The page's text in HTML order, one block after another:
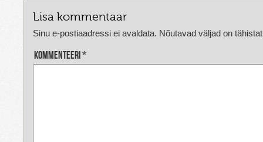
Lisa kommentaar
Sinu e-postiaadressi ei avaldata. Nõutavad väljad on
Kommenteeri*